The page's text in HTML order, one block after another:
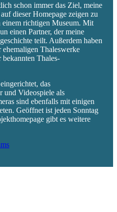
schon immer das Ziel, meine
dieser Homepage zeigen zu
richtigen Museum. Mit
einen Partner, der meine
teilt. Außerdem haben
Thaleswerke
bekannten Thales-
das
und Videospiele als
sind ebenfalls mit einigen
Geöffnet ist jeden Sonntag
gibt es weitere